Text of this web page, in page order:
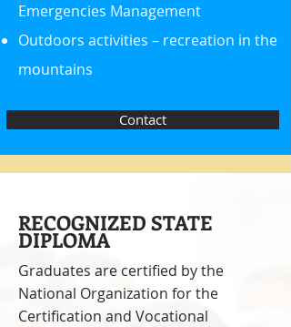
Emergencies Management
Outdoors activities – recreation in the
mountains
Contact
RECOGNIZED STATE
DIPLOMA
Graduates are certified by the
National Organization for the
Certification and Vocational